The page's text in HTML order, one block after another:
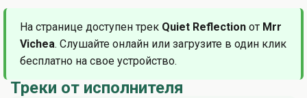
На странице доступен трек Quiet Reflection от Mrr
Vichea. Слушайте онлайн или загрузите в один клик
бесплатно на свое устройство.
Треки от исполнителя